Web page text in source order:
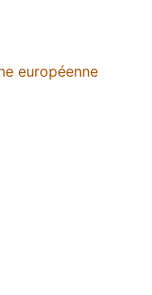
européenne